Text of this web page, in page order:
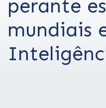
perante
mundiais